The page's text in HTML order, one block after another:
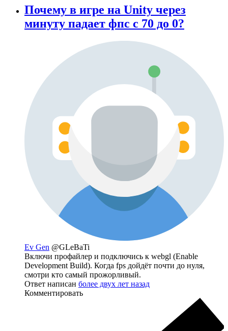
Почему в игре на Unity через
минуту падает фпс с 70 до 0?
Ev Gen @GLeBaTi
Включи профайлер и подключись к webgl (Enable
Development Build). Когда fps дойдёт почти до нуля,
смотри кто самый прожорливый.
Ответ написан более двух лет назад
Комментировать